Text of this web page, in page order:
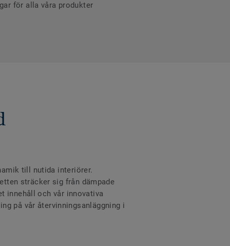
för alla våra produkter
till nutida interiörer.
sträcker sig från dämpade
innehåll och vår innovativa
på vår återvinningsanläggning i